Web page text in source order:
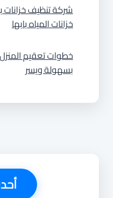
خزانات المياه بابها
خطوات تعقيم
بسهولة ويسر